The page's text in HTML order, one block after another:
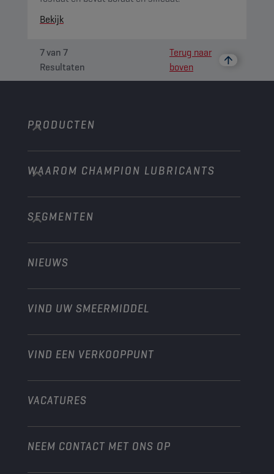
Bekijk
7van7
Resultaten
Terug naar
boven
PRODUCTEN
Personenwagens
Bussen & Vrachtwagens
Bouw en mijnbouw
Moto’s & ATV
Industrie
Scheepvaart
WAAROM CHAMPION LUBRICANTS
Over ons
Technology
Ontdek onze motorsportpartners
SEGMENTEN
Personenwagens
Motorfiets
Heavy-Duty
NIEUWS
VIND UW SMEERMIDDEL
VIND EEN VERKOOPPUNT
VACATURES
NEEM CONTACT MET ONS OP